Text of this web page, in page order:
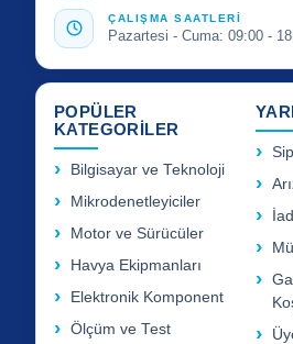
ÇALIŞMA SAATLERİ
Pazartesi - Cuma: 09:00 -
POPÜLER
KATEGORİLER
Bilgisayar ve Teknoloji
Mikrodenetleyiciler
Motor ve Sürücüler
Havya Ekipmanları
Elektronik Komponent
Ölçüm ve Test